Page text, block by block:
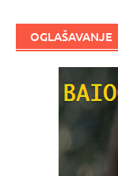
OGLAŠAVANJE